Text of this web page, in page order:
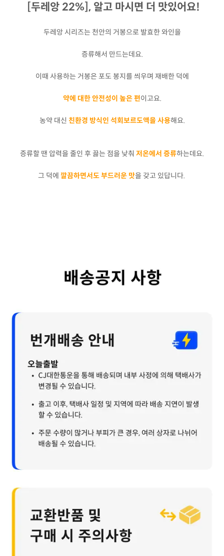
[두레앙 22%], 알고 마시면 더 맛있어요!
두레앙 시리즈는 천안의 거봉으로 발효한 와인을
증류해서 만드는데요.
이때 사용하는 거봉은 포도 봉지를 씌우며 재배한 덕에
약에 대한 안전성이 높은 편이고요.
농약 대신 친환경 방식인 석회보르도액을 사용해요.
증류할 땐 압력을 줄인 후 끓는 점을 낮춰 저온에서 증류하는데요.
그 덕에 깔끔하면서도 부드러운 맛을 갖고 있답니다.